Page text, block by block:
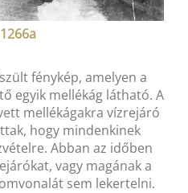
1266a
fénykép, amelyen a
egyik mellékág látható. A
mellékágakra vízrejáró
hogy mindenkinek
Abban az időben
vagy magának a
sem lekertelni.